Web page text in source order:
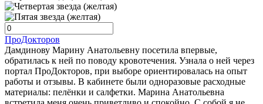
ПроДокторов
Дамдинову Марину Анатольевну посетила впервые,
обратилась к ней по поводу кровотечения. Узнала о ней через
портал ПроДокторов, при выборе ориентировалась на опыт
работы и отзывы. В кабинете были одноразовые расходные
материалы: пелёнки и салфетки. Марина Анатольевна